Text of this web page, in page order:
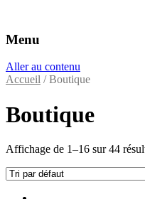
VAC Editions
Éditeurs
Menu
Aller au contenu
Accueil / Boutique
Boutique
Affichage de 1–16 sur 44